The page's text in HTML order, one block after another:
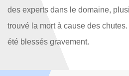
des experts dans le domaine,
trouvé la mort à cause des
été blessés gravement.